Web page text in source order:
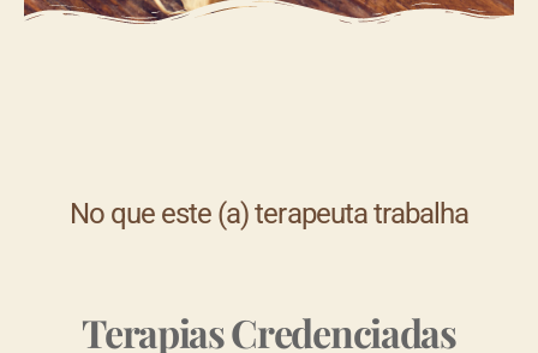
No que este (a) terapeuta trabalha
Terapias Credenciadas